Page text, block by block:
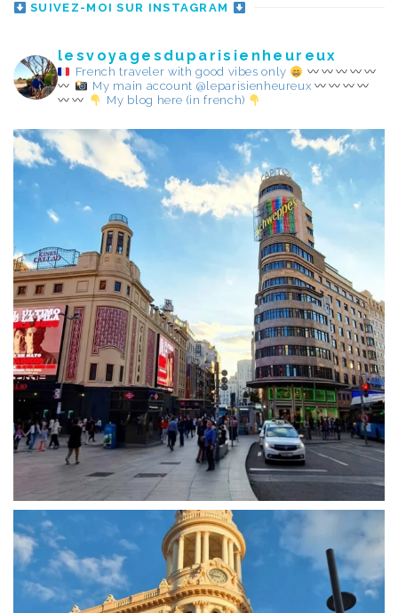
SUIVEZ-MOI SUR INSTAGRAM
lesvoyagesduparisienheureux
French traveler with good vibes only
My main account @leparisienheureux
My blog here (in french)